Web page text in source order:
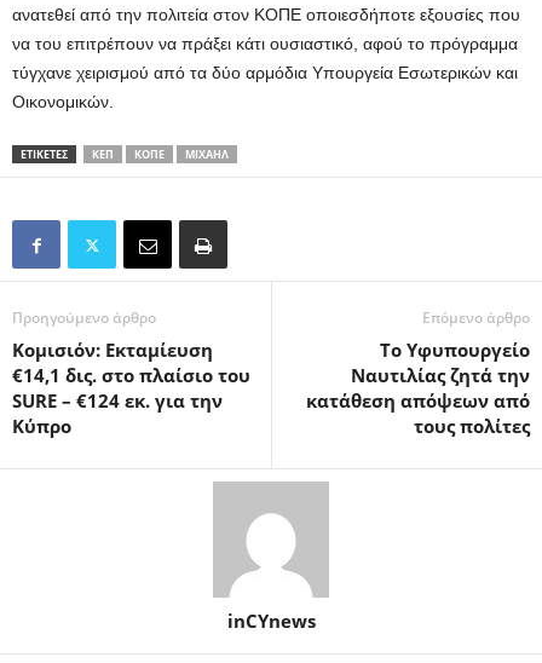
ανατεθεί από την πολιτεία στον ΚΟΠΕ οποιεσδήποτε εξουσίες που
να του επιτρέπουν να πράξει κάτι ουσιαστικό, αφού το πρόγραμμα
τύγχανε χειρισμού από τα δύο αρμόδια Υπουργεία Εσωτερικών και
Οικονομικών.
ΕΤΙΚΕΤΕΣ ΚΕΠ ΚΟΠΕ ΜΙΧΑΉΛ
Προηγούμενο άρθρο
Κομισιόν: Εκταμίευση
€14,1 δις. στο πλαίσιο του
SURE – €124 εκ. για την
Κύπρο
Επόμενο άρθρο
Το Υφυπουργείο
Ναυτιλίας ζητά την
κατάθεση απόψεων από
τους πολίτες
inCYnews